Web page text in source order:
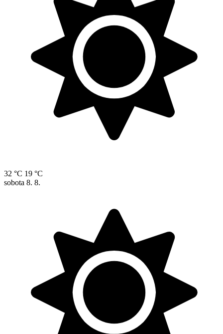
32 °C 19 °C
sobota 8. 8.